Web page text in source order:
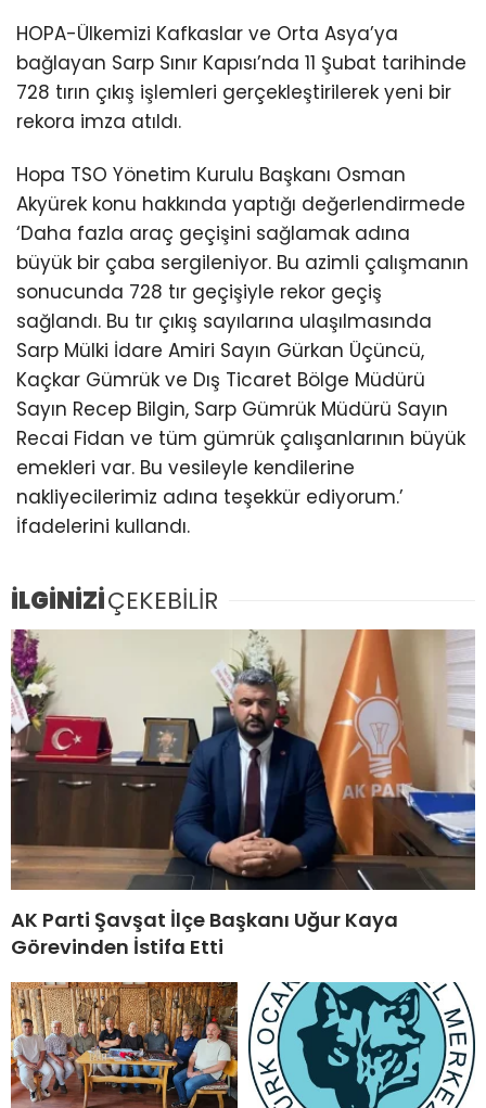
HOPA-Ülkemizi Kafkaslar ve Orta Asya’ya
bağlayan Sarp Sınır Kapısı’nda 11 Şubat tarihinde
728 tırın çıkış işlemleri gerçekleştirilerek yeni bir
rekora imza atıldı.
Hopa TSO Yönetim Kurulu Başkanı Osman
Akyürek konu hakkında yaptığı değerlendirmede
‘Daha fazla araç geçişini sağlamak adına
büyük bir çaba sergileniyor. Bu azimli çalışmanın
sonucunda 728 tır geçişiyle rekor geçiş
sağlandı. Bu tır çıkış sayılarına ulaşılmasında
Sarp Mülki İdare Amiri Sayın Gürkan Üçüncü,
Kaçkar Gümrük ve Dış Ticaret Bölge Müdürü
Sayın Recep Bilgin, Sarp Gümrük Müdürü Sayın
Recai Fidan ve tüm gümrük çalışanlarının büyük
emekleri var. Bu vesileyle kendilerine
nakliyecilerimiz adına teşekkür ediyorum.’
İfadelerini kullandı.
İLGİNİZİÇEKEBİLİR
AK Parti Şavşat İlçe Başkanı Uğur Kaya
Görevinden İstifa Etti